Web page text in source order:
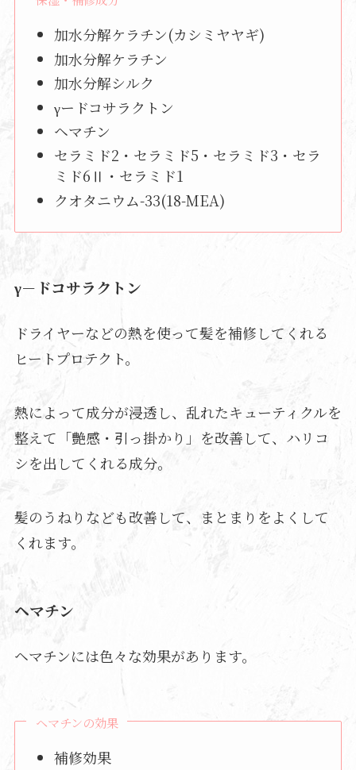
加水分解ケラチン(カシミヤヤギ)
加水分解ケラチン
加水分解シルク
γードコサラクトン
ヘマチン
セラミド2・セラミド5・セラミド3・セラ
ミド6Ⅱ・セラミド1
クオタニウム-33(18-MEA)
γ－ドコサラクトン
ドライヤーなどの熱を使って髪を補修してくれる
ヒートプロテクト。
熱によって成分が浸透し、乱れたキューティクルを
整えて「艶感・引っ掛かり」を改善して、ハリコ
シを出してくれる成分。
髪のうねりなども改善して、まとまりをよくして
くれます。
ヘマチン
ヘマチンには色々な効果があります。
ヘマチンの効果
補修効果